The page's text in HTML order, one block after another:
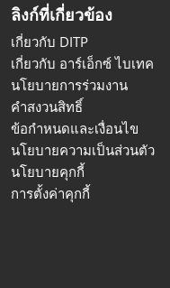
ลิงก์ที่เกี่ยวข้อง
เกี่ยวกับ DITP
เกี่ยวกับ อาร์เอ็กซ์ ไบเทค
นโยบายการร่วมงาน
คำสงวนสิทธิ์
ข้อกำหนดและเงื่อนไข
นโยบายความเป็นส่วนตัว
นโยบายคุกกี้
การตั้งค่าคุกกี้